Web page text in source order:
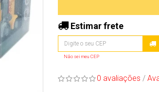
Estimar frete
Não sei meu CEP
0 avaliações /